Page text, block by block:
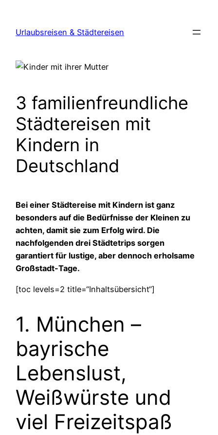
springen
Urlaubsreisen & Städtereisen
3 familienfreundliche
Städtereisen mit
Kindern in
Deutschland
Bei einer Städtereise mit Kindern ist ganz
besonders auf die Bedürfnisse der Kleinen zu
achten, damit sie zum Erfolg wird. Die
nachfolgenden drei Städtetrips sorgen
garantiert für lustige, aber dennoch erholsame
Großstadt-Tage.
[toc levels=2 title=“Inhaltsübersicht“]
1. München –
bayrische
Lebenslust,
Weißwürste und
viel Freizeitspaß